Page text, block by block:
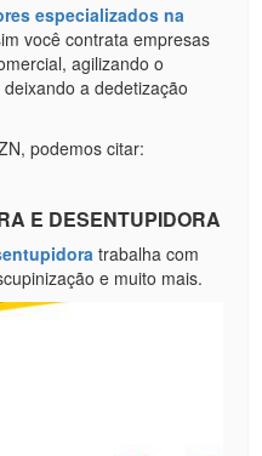
especializados na
você contrata empresas
agilizando o
a dedetização
podemos citar:
E DESENTUPIDORA
trabalha com
e muito mais.